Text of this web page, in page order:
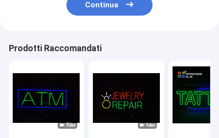
Continua
Prodotti Raccomandati